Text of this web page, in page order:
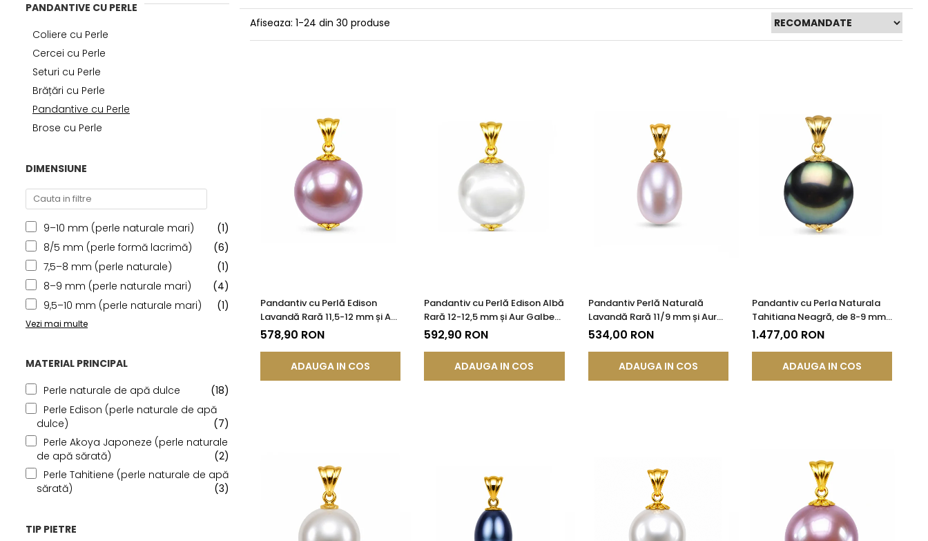
PANDANTIVE CU PERLE
Coliere cu Perle
Cercei cu Perle
Seturi cu Perle
Brățări cu Perle
Pandantive cu Perle
Brose cu Perle
DIMENSIUNE
9–10 mm (perle naturale mari)
(1)
8/5 mm (perle formă lacrimă)
(6)
7,5–8 mm (perle naturale)
(1)
8–9 mm (perle naturale mari)
(4)
9,5–10 mm (perle naturale mari)
(1)
Vezi mai multe
MATERIAL PRINCIPAL
Perle naturale de apă dulce
(18)
Perle Edison (perle naturale de apă
dulce)
(7)
Perle Akoya Japoneze (perle naturale
de apă sărată)
(2)
Perle Tahitiene (perle naturale de apă
sărată)
(3)
TIP PIETRE
Afiseaza: 1-24 din 30 produse
Pandantiv cu Perlă Edison
Lavandă Rară 11,5-12 mm și Aur
14K (aur 585) | KASKADDA®
578,90 RON
ADAUGA IN COS
Pandantiv cu Perlă Edison Albă
Rară 12-12,5 mm și Aur Galben
14K (aur 585) | KASKADDA®
592,90 RON
ADAUGA IN COS
Pandantiv Perlă Naturală
Lavandă Rară 11/9 mm și Aur
Galben 14K (aur 585) |
534,00 RON
ADAUGA IN COS
Pandantiv cu Perla Naturala
Tahitiana Neagră, de 8-9 mm
si Aur de 14k
1.477,00 RON
ADAUGA IN COS